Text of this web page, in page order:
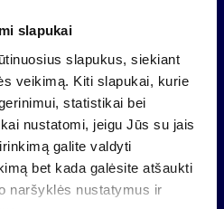
slapukai
slapukus, siekiant
veikimą. Kiti slapukai, kurie
statistikai bei
nustatomi, jeigu Jūs su jais
galite valdyti
bet kada galėsite atšaukti
naršyklės nustatymus ir
pranešimus
ir įvertinti nekilnojamojo
iš užsienio, taip pat
ministerijos, VĮ
atstovai, teisinių,
specialistai.
konferencijos/34/391/